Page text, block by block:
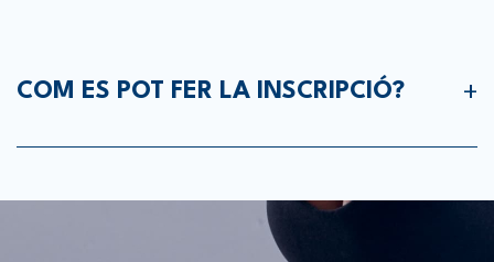
COM ES POT FER LA INSCRIPCIÓ?
Les renovacions es s’han de fer online